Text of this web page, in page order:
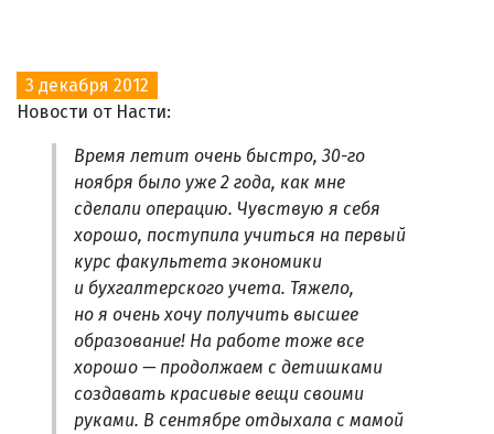
3 декабря 2012
Новости от Насти:
Время летит очень быстро, 30-го
ноября было уже 2 года, как мне
сделали операцию. Чувствую я себя
хорошо, поступила учиться на первый
курс факультета экономики
и бухгалтерского учета. Тяжело,
но я очень хочу получить высшее
образование! На работе тоже все
хорошо — продолжаем с детишками
создавать красивые вещи своими
руками. В сентябре отдыхала с мамой